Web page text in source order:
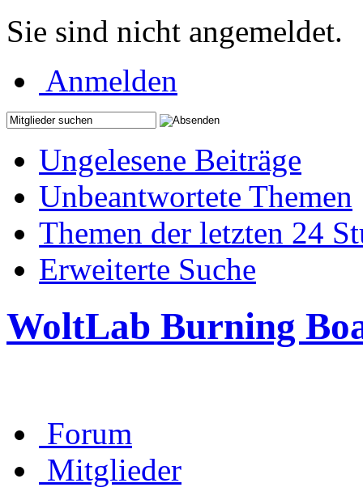
Sie sind nicht angemeldet.
Anmelden
Ungelesene Beiträge
Unbeantwortete Themen
Themen der letzten 24
Erweiterte Suche
WoltLab Burning
Forum
Mitglieder